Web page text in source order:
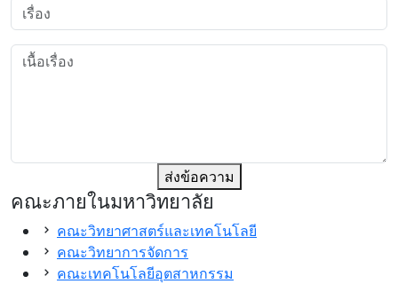
ส่งข้อความ
คณะภายในมหาวิทยาลัย
คณะวิทยาศาสตร์และเทคโนโลยี
คณะวิทยาการจัดการ
คณะเทคโนโลยีอุตสาหกรรม